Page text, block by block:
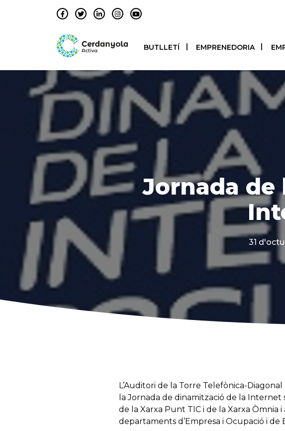
BUTLLETÍ EMPRENEDORIA
Jornada de
31
L’Auditori de la Torre Telefònica-
la Jornada de dinamització de la
de la Xarxa Punt TIC i de la Xarxa
departaments d’Empresa i Ocupació i